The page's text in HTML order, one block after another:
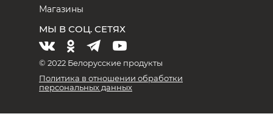
Магазины
МЫ В СОЦ. СЕТЯХ
© 2022 Белорусские продукты
Политика в отношении обработки
персональных данных